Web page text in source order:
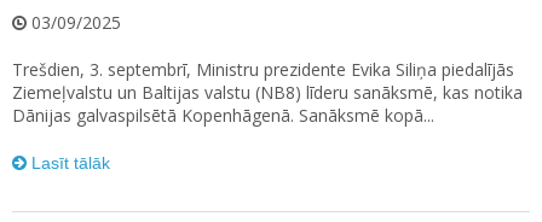
03/09/2025
Trešdien, 3. septembrī, Ministru prezidente Evika Siliņa piedalījās
Ziemeļvalstu un Baltijas valstu (NB8) līderu sanāksmē, kas notika
Dānijas galvaspilsētā Kopenhāgenā. Sanāksmē kopā...
Lasīt tālāk